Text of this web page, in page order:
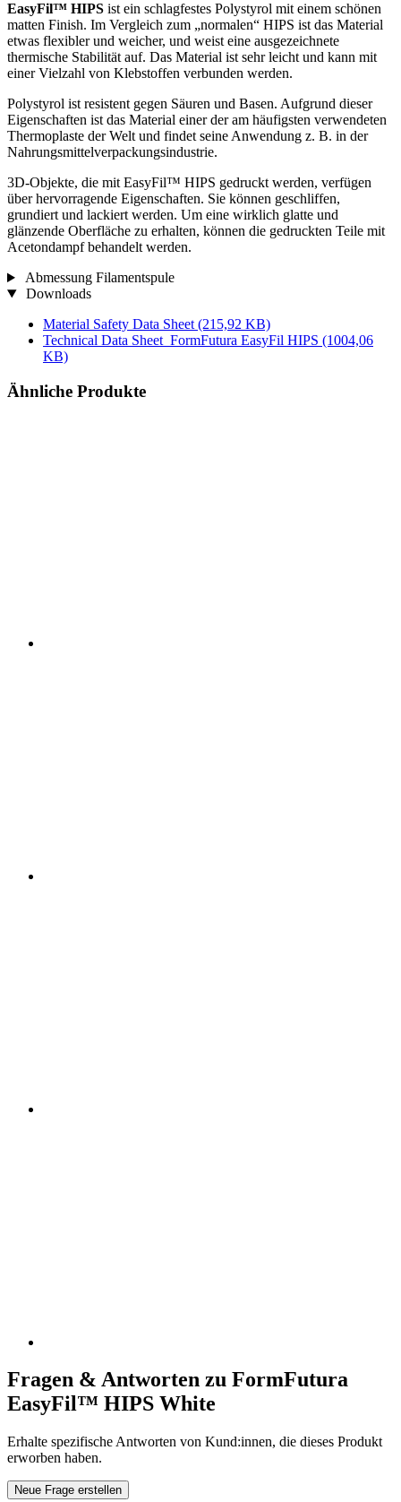
EasyFil™ HIPS ist ein schlagfestes Polystyrol mit einem schönen
matten Finish. Im Vergleich zum „normalen“ HIPS ist das Material
etwas flexibler und weicher, und weist eine ausgezeichnete
thermische Stabilität auf. Das Material ist sehr leicht und kann mit
einer Vielzahl von Klebstoffen verbunden werden.
Polystyrol ist resistent gegen Säuren und Basen. Aufgrund dieser
Eigenschaften ist das Material einer der am häufigsten verwendeten
Thermoplaste der Welt und findet seine Anwendung z. B. in der
Nahrungsmittelverpackungsindustrie.
3D-Objekte, die mit EasyFil™ HIPS gedruckt werden, verfügen
über hervorragende Eigenschaften. Sie können geschliffen,
grundiert und lackiert werden. Um eine wirklich glatte und
glänzende Oberfläche zu erhalten, können die gedruckten Teile mit
Acetondampf behandelt werden.
Abmessung Filamentspule
Downloads
Material Safety Data Sheet (215,92 KB)
Technical Data Sheet_FormFutura EasyFil HIPS (1004,06
KB)
Ähnliche Produkte
Fragen & Antworten zu FormFutura
EasyFil™ HIPS White
Erhalte spezifische Antworten von Kund:innen, die dieses Produkt
erworben haben.
Neue Frage erstellen